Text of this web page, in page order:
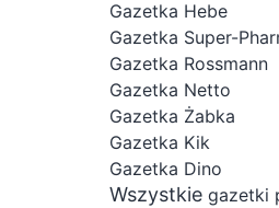
Gazetka Hebe
Gazetka Super-
Gazetka Rossmann
Gazetka Netto
Gazetka Żabka
Gazetka Kik
Gazetka Dino
Wszystkie gazetki